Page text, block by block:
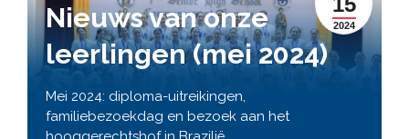
2024
Nieuws van onze
leerlingen (mei 2024)
Mei 2024: diploma-uitreikingen,
familiebezoekdag en bezoek aan het